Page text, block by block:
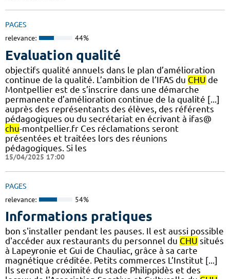
PAGES
relevance: 44%
Evaluation qualité
objectifs qualité annuels dans le plan d’amélioration
continue de la qualité. L’ambition de l’IFAS du CHU de
Montpellier est de s’inscrire dans une démarche
permanente d’amélioration continue de la qualité [...]
auprès des représentants des élèves, des référents
pédagogiques ou du secrétariat en écrivant à ifas@
chu-montpellier.fr Ces réclamations seront
présentées et traitées lors des réunions
pédagogiques. Si les
15/04/2025 17:00
PAGES
relevance: 54%
Informations pratiques
bon s'installer pendant les pauses. Il est aussi possible
d'accéder aux restaurants du personnel du CHU situés
à Lapeyronie et Gui de Chauliac, grâce à sa carte
magnétique créditée. Petits commerces L’Institut [...]
Ils seront à proximité du stade Philippidès et des